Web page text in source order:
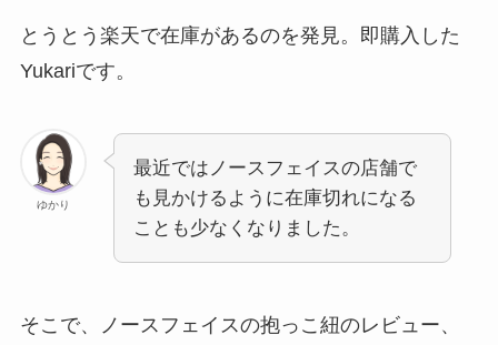
とうとう楽天で在庫があるのを発見。即購入した
Yukariです。
ゆかり
最近ではノースフェイスの店舗で
も見かけるように在庫切れになる
ことも少なくなりました。
そこで、ノースフェイスの抱っこ紐のレビュー、